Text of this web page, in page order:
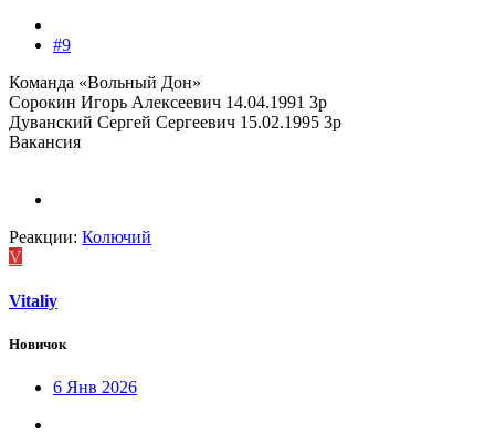
#9
Команда «Вольный Дон»
Сорокин Игорь Алексеевич 14.04.1991 3р
Дуванский Сергей Сергеевич 15.02.1995 3р
Вакансия
Реакции: Колючий
V
Vitaliy
Новичок
6 Янв 2026